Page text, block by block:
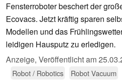
Fensterroboter beschert der
Ecovacs. Jetzt kräftig sparen
Modellen und das
leidigen Hausputz zu erledigen.
Anzeige, Veröffentlicht am
Robot / Robotics
Robot Vacuum